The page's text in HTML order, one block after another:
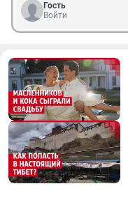
Гость
Войти